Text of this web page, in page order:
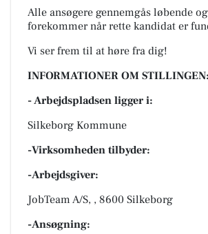
Alle ansøgere gennemgås løbende
forekommer når rette kandidat er
Vi ser frem til at høre fra dig!
INFORMATIONER OM STILLINGEN:
- Arbejdspladsen ligger i:
Silkeborg Kommune
-Virksomheden tilbyder:
-Arbejdsgiver:
JobTeam A/S, , 8600 Silkeborg
-Ansøgning: